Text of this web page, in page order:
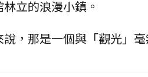
立的浪漫小鎮。
，那是一個與「觀光」毫